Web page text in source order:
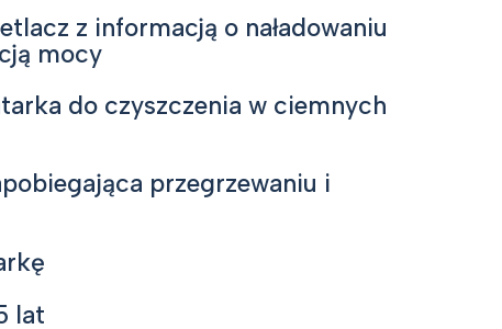
z informacją o naładowaniu
mocy
do czyszczenia w ciemnych
przegrzewaniu i
lat